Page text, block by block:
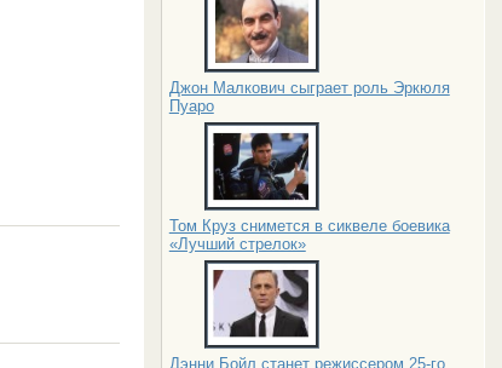
Джон Малкович сыграет роль Эркюля
Пуаро
Том Круз снимется в сиквеле боевика
«Лучший стрелок»
Дэнни Бойл станет режиссером 25-го